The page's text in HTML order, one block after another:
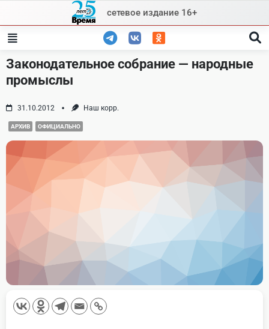
content
сетевое издание 16+
Законодательное собрание — народные
промыслы
31.10.2012 Наш корр.
АРХИВ ОФИЦИАЛЬНО